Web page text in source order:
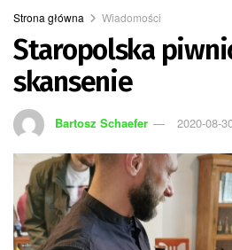
Strona główna Wiadomości
Staropolska
skansenie
Bartosz Schaefer 2020-08-